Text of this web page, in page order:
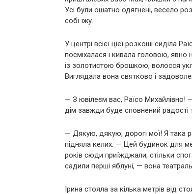
Усі були ошатно одягнені, весело
собі їжу.
У центрі всієї цієї розкоші сиділа
посміхалася і кивала головою,
із золотистою брошкою, волосся
Виглядала вона святково і
— З ювілеєм вас, Раїсо Михайлівно! —
дім завжди буде сповнений радості
— Дякую, дякую, дорогі мої! Я така
підняла келих. — Цей будинок для
років сюди приїжджали, стільки
садили перші яблуні, — вона
Ірина стояла за кілька метрів від